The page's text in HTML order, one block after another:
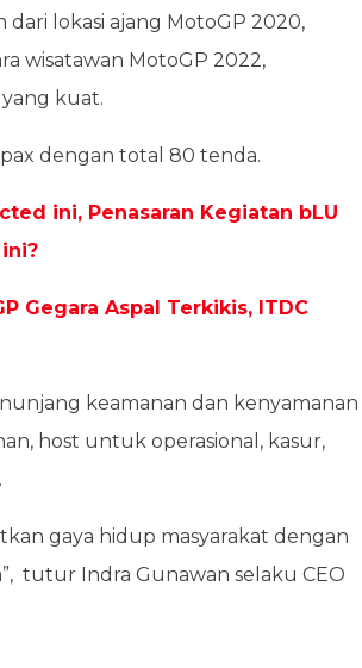
lokasi ajang MotoGP 2020,
wisatawan MotoGP 2022,
kuat.
pax dengan total 80 tenda.
ini, Penasaran Kegiatan bLU
Gegara Aspal Terkikis, ITDC
keamanan dan kenyamanan
host untuk operasional, kasur,
gaya hidup masyarakat dengan
tutur Indra Gunawan selaku CEO